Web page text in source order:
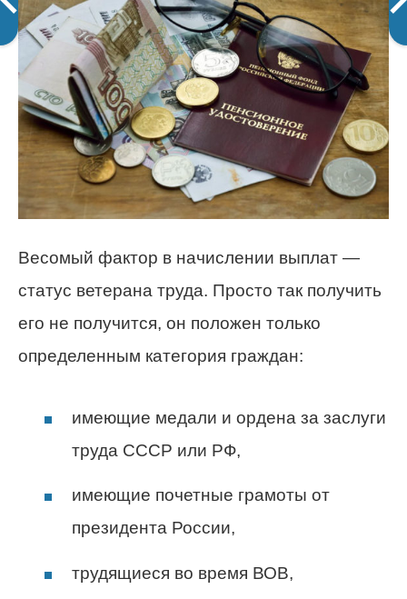
Весомый фактор в начислении выплат —
статус ветерана труда. Просто так получить
его не получится, он положен только
определенным категория граждан:
имеющие медали и ордена за заслуги
труда СССР или РФ,
имеющие почетные грамоты от
президента России,
трудящиеся во время ВОВ,